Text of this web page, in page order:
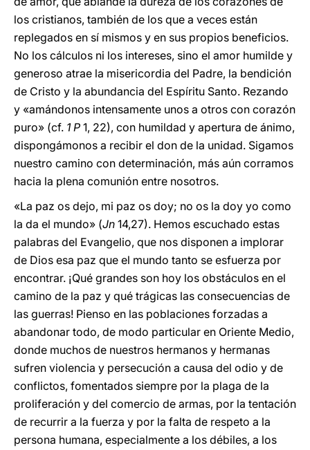
los cristianos, también de los que a veces están
replegados en sí mismos y en sus propios beneficios.
No los cálculos ni los intereses, sino el amor humilde y
generoso atrae la misericordia del Padre, la bendición
de Cristo y la abundancia del Espíritu Santo. Rezando
y «amándonos intensamente unos a otros con corazón
puro» (cf. 1 P 1, 22), con humildad y apertura de ánimo,
dispongámonos a recibir el don de la unidad. Sigamos
nuestro camino con determinación, más aún corramos
hacia la plena comunión entre nosotros.
«La paz os dejo, mi paz os doy; no os la doy yo como
la da el mundo» (Jn 14,27). Hemos escuchado estas
palabras del Evangelio, que nos disponen a implorar
de Dios esa paz que el mundo tanto se esfuerza por
encontrar. ¡Qué grandes son hoy los obstáculos en el
camino de la paz y qué trágicas las consecuencias de
las guerras! Pienso en las poblaciones forzadas a
abandonar todo, de modo particular en Oriente Medio,
donde muchos de nuestros hermanos y hermanas
sufren violencia y persecución a causa del odio y de
conflictos, fomentados siempre por la plaga de la
proliferación y del comercio de armas, por la tentación
de recurrir a la fuerza y por la falta de respeto a la
persona humana, especialmente a los débiles, a los